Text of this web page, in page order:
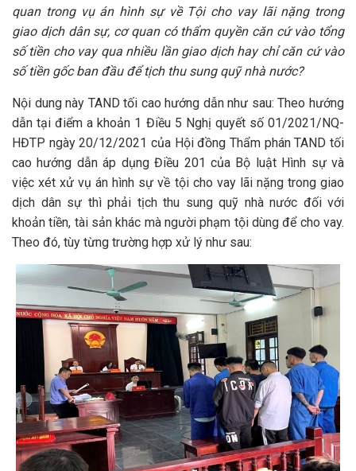
quan trong vụ án hình sự về Tội cho vay lãi nặng trong
giao dịch dân sự, cơ quan có thẩm quyền căn cứ vào tổng
số tiền cho vay qua nhiều lần giao dịch hay chỉ căn cứ vào
số tiền gốc ban đầu để tịch thu sung quỹ nhà nước?
Nội dung này TAND tối cao hướng dẫn như sau: Theo hướng
dẫn tại điểm a khoản 1 Điều 5 Nghị quyết số 01/2021/NQ-
HĐTP ngày 20/12/2021 của Hội đồng Thẩm phán TAND tối
cao hướng dẫn áp dụng Điều 201 của Bộ luật Hình sự và
việc xét xử vụ án hình sự về tội cho vay lãi nặng trong giao
dịch dân sự thì phải tịch thu sung quỹ nhà nước đối với
khoản tiền, tài sản khác mà người phạm tội dùng để cho vay.
Theo đó, tùy từng trường hợp xử lý như sau: